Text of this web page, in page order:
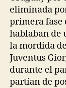
eliminada
primera fase
hablaban de
la mordida
Juventus
durante el
partían de